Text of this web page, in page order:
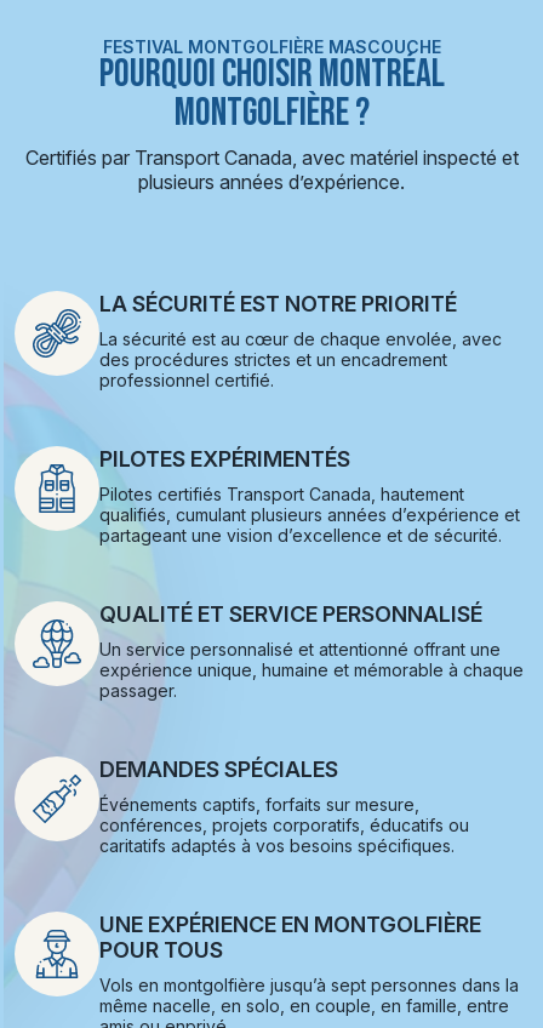
FESTIVAL MONTGOLFIÈRE MASCOUCHE
POURQUOI CHOISIR MONTRÉAL
MONTGOLFIÈRE ?
Certifiés par Transport Canada, avec matériel inspecté et
plusieurs années d’expérience.
LA SÉCURITÉ EST NOTRE PRIORITÉ
La sécurité est au cœur de chaque envolée, avec
des procédures strictes et un encadrement
professionnel certifié.
PILOTES EXPÉRIMENTÉS
Pilotes certifiés Transport Canada, hautement
qualifiés, cumulant plusieurs années d’expérience et
partageant une vision d’excellence et de sécurité.
QUALITÉ ET SERVICE PERSONNALISÉ
Un service personnalisé et attentionné offrant une
expérience unique, humaine et mémorable à chaque
passager.
DEMANDES SPÉCIALES
Événements captifs, forfaits sur mesure,
conférences, projets corporatifs, éducatifs ou
caritatifs adaptés à vos besoins spécifiques.
UNE EXPÉRIENCE EN MONTGOLFIÈRE
POUR TOUS
Vols en montgolfière jusqu’à sept personnes dans la
même nacelle, en solo, en couple, en famille, entre